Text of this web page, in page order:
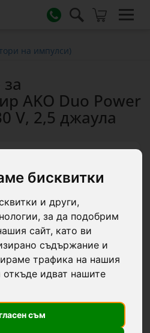
бисквитки
и други,
за да подобрим
сайт, като ви
съдържание и
трафика на нашия
идват нашите
съм
на импулси)
AKO Duo Power
V, 2,5 джаула